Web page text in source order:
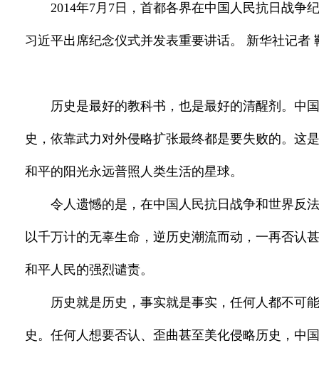
2014年7月7日，首都各界在中国人民抗日战争
习近平出席纪念仪式并发表重要讲话。 新华社记者
历史是最好的教科书，也是最好的清醒剂。中
史，依靠武力对外侵略扩张最终都是要失败的。这
和平的阳光永远普照人类生活的星球。
令人遗憾的是，在中国人民抗日战争和世界反
以千万计的无辜生命，逆历史潮流而动，一再否认
和平人民的强烈谴责。
历史就是历史，事实就是事实，任何人都不可
史。任何人想要否认、歪曲甚至美化侵略历史，中